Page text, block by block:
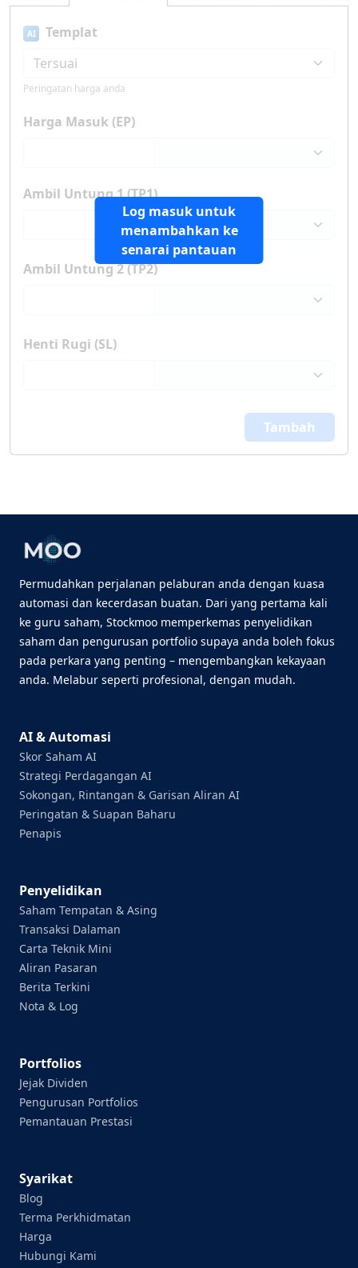
Log masuk untuk
menambahkan ke
senarai pantauan
AI Templat
Peringatan harga anda
Harga Masuk (EP)
Ambil Untung 1 (TP1)
Ambil Untung 2 (TP2)
Henti Rugi (SL)
Tambah
Permudahkan perjalanan pelaburan anda dengan kuasa
automasi dan kecerdasan buatan. Dari yang pertama kali
ke guru saham, Stockmoo memperkemas penyelidikan
saham dan pengurusan portfolio supaya anda boleh fokus
pada perkara yang penting – mengembangkan kekayaan
anda. Melabur seperti profesional, dengan mudah.
AI & Automasi
Skor Saham AI
Strategi Perdagangan AI
Sokongan, Rintangan & Garisan Aliran AI
Peringatan & Suapan Baharu
Penapis
Penyelidikan
Saham Tempatan & Asing
Transaksi Dalaman
Carta Teknik Mini
Aliran Pasaran
Berita Terkini
Nota & Log
Portfolios
Jejak Dividen
Pengurusan Portfolios
Pemantauan Prestasi
Syarikat
Blog
Terma Perkhidmatan
Harga
Hubungi Kami